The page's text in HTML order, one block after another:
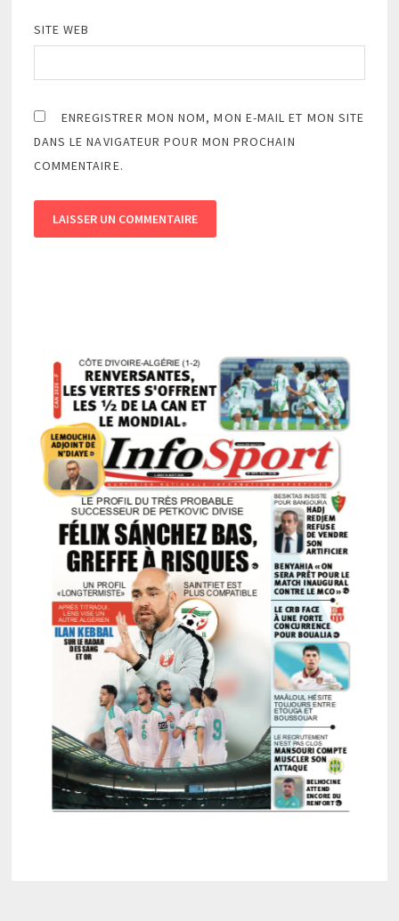
SITE WEB
ENREGISTRER MON NOM, MON E-MAIL ET MON SITE
DANS LE NAVIGATEUR POUR MON PROCHAIN
COMMENTAIRE.